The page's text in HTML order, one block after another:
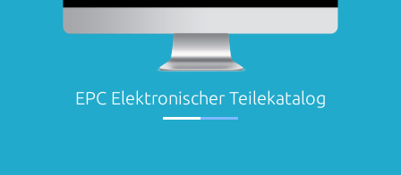
EPC Elektronischer Teilekatalog